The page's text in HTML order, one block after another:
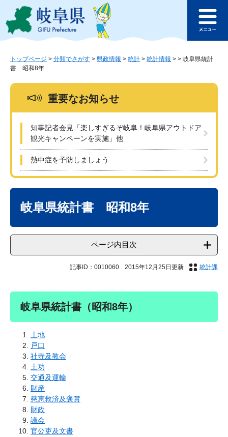
ジ
ュ
このページの本文へ
ュ
トップページ > 分類でさがす > 県政情報 > 統計 > 統計情報 > > 岐阜県統計
書 昭和8年
重要なお知らせ
知事記者会見「楽しすぎるぞ岐阜！岐阜県アウトドア
観光キャンペーンを実施」他
熱中症を予防しましょう
岐阜県統計書 昭和8年
ページ内目次
記事ID：0010060 2015年12月25日更新 統計課
岐阜県統計書（昭和8年）
土地
戸口
社寺及教会
土功
交通及運輸
財産
慈恵救済及褒賞
財政
議会
官公吏及文書